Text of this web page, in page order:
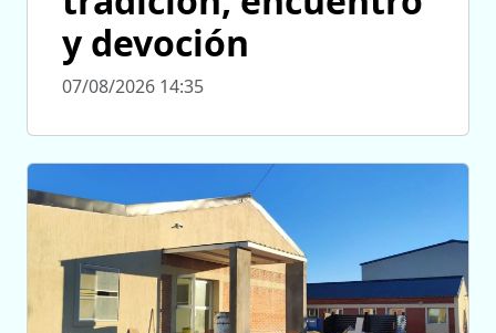
y devoción
07/08/2026 14:35